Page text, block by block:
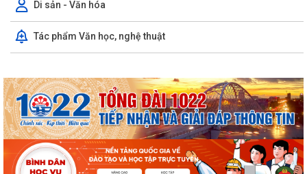
Di sản - Văn hóa
Tác phẩm Văn học, nghệ thuật
Một số quy định mới về thực hiện thủ tục hành chính theo cơ chế một
cửa, một cửa liên thông
trường điện tử
Triển khai nộp thuế sử dụng đất phi nông nghiệp qua ứng dụng eTax
Mobile
Hướng dẫn cài đặt và sử dụng, nộp thuế qua dụng ứng dụng eTax
Mobile